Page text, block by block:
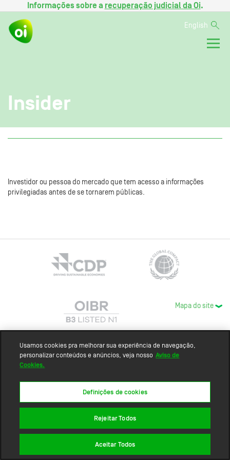
Informações sobre a recuperação judicial da Oi.
English
Insider
Investidor ou pessoa do mercado que tem acesso a informações
privilegiadas antes de se tornarem públicas.
Mapa do site
Usamos cookies pra melhorar sua experiência de navegação,
personalizar conteúdos e anúncios, veja nosso Aviso de
Cookies.
Definições de cookies
Rejeitar Todos
Aceitar Todos